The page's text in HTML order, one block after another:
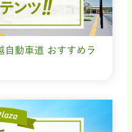
自動車道 おすすめラ